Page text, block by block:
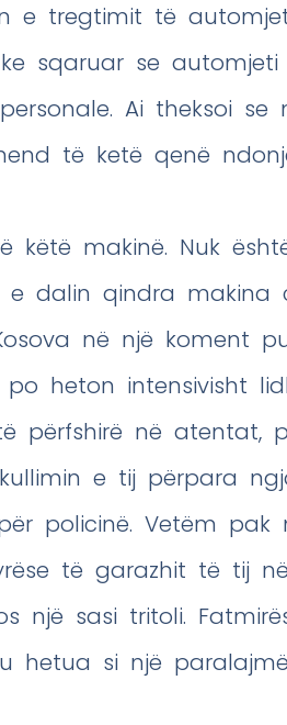
e tregtimit të
sqaruar se automjeti
Ai theksoi se
të ketë qenë
këtë makinë. Nuk
e dalin qindra makina
në një koment
heton intensivisht
përfshirë në atentat,
e tij përpara
policinë. Vetëm pak
të garazhit të tij në
një sasi tritoli.
hetua si një